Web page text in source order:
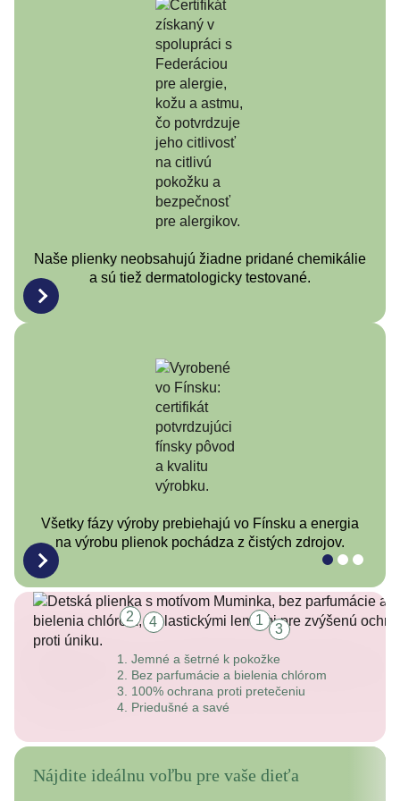
Naše plienky neobsahujú žiadne pridané chemikálie
a sú tiež dermatologicky testované.
Všetky fázy výroby prebiehajú vo Fínsku a energia
na výrobu plienok pochádza z čistých zdrojov.
1
2
3
4
Jemné a šetrné k pokožke
Bez parfumácie a bielenia chlórom
100% ochrana proti pretečeniu
Priedušné a savé
Nájdite ideálnu voľbu pre vaše dieťa